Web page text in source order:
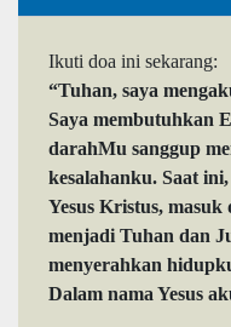
Ikuti doa ini sekarang:
“Tuhan, saya
Saya membutuhkan
darahMu sanggup
kesalahanku. Saat
Yesus Kristus,
menjadi Tuhan dan
menyerahkan
Dalam nama Yesus